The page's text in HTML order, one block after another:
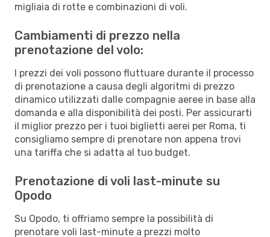
migliaia di rotte e combinazioni di voli.
Cambiamenti di prezzo nella
prenotazione del volo:
I prezzi dei voli possono fluttuare durante il processo
di prenotazione a causa degli algoritmi di prezzo
dinamico utilizzati dalle compagnie aeree in base alla
domanda e alla disponibilità dei posti. Per assicurarti
il miglior prezzo per i tuoi biglietti aerei per Roma, ti
consigliamo sempre di prenotare non appena trovi
una tariffa che si adatta al tuo budget.
Prenotazione di voli last-minute su
Opodo
Su Opodo, ti offriamo sempre la possibilità di
prenotare voli last-minute a prezzi molto